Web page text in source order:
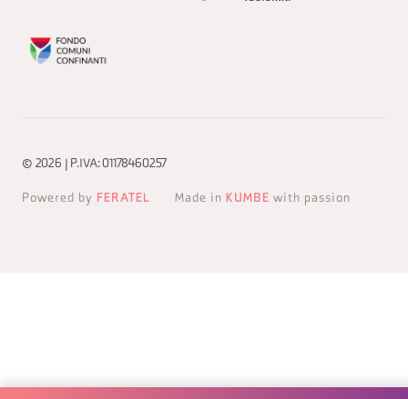
© 2026 | P.IVA: 01178460257
Powered by FERATEL Made in KUMBE with passion